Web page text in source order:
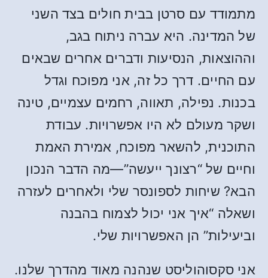
מתמודד עם סרטן בבית חולים בצד השני
של המדינה. היא עברה ניתוח בגב,
וההוצאות, הנסיעות ודברים אחרים שבאים
עם החיים. דרך כל זה, אני מפוכח וגדל
בכנות. נפילה, תאווה, רחמים עצמיים, טינה
ושקר מעולם לא היו אפשרויות. עבודת
התוכנית, להשאר מפוכח, אמירת האמת
וחיים של “רצונך ייעשה”—מה הדבר הנכון
הבא? שיחות לספונסר שלי ולאחרים לעזרה
ושאלה “איך אני יכול לצמוח בהבנה
וביעילות” הן האפשרויות שלי.
אני סקסוהוליסט שנהנה מאוד מהדרך שלנו.